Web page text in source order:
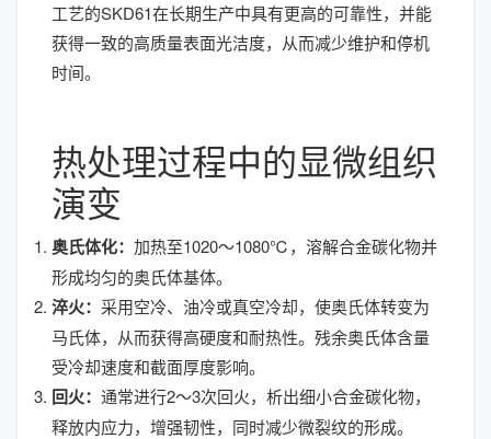
工艺的SKD61在长期生产中具有更高的可靠性，并能
获得一致的高质量表面光洁度，从而减少维护和停机
时间。
热处理过程中的显微组织
演变
奥氏体化： 加热至1020～1080℃，溶解合金碳化物并
形成均匀的奥氏体基体。
淬火： 采用空冷、油冷或真空冷却，使奥氏体转变为
马氏体，从而获得高硬度和耐热性。残余奥氏体含量
受冷却速度和截面厚度影响。
回火： 通常进行2～3次回火，析出细小合金碳化物，
释放内应力，增强韧性，同时减少微裂纹的形成。